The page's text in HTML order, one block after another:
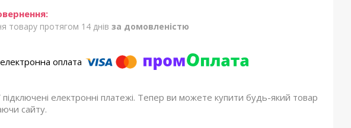
товару протягом 14 днів за домовленістю
підключені електронні платежі. Тепер ви можете купити будь-який товар
сайту.